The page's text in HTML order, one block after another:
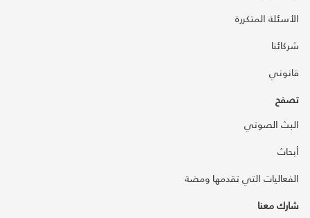
الأسئلة المتكررة
شركائنا
قانوني
تصفح
البث الصوتي
أبحاث
الفعاليات التي تقدمها ومضة
شارك معنا